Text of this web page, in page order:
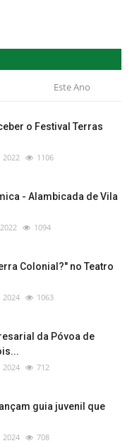
Este Ano
o Festival Terras
2022 1106
- Alambicada de Vila
1094
Colonial?" no Teatro
2024 1063
da Póvoa de
2024 712
guia juvenil que
2024 708